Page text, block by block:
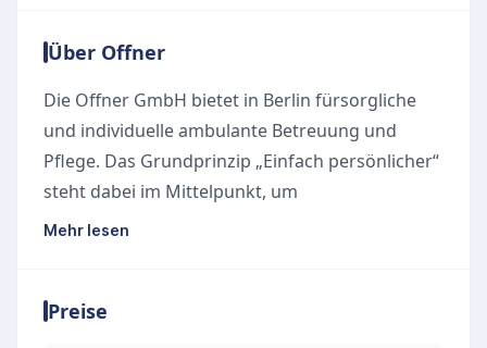
Über Offner
Die Offner GmbH bietet in Berlin fürsorgliche
und individuelle ambulante Betreuung und
Pflege. Das Grundprinzip „Einfach persönlicher“
steht dabei im Mittelpunkt, um
maßgeschneiderte Lösungen zu entwickeln, die
Unsere Leistungen
Mehr lesen
Preise